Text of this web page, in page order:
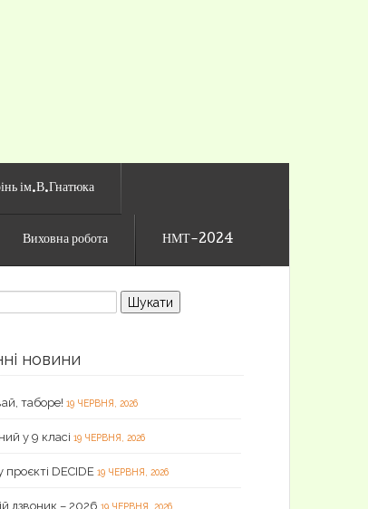
ім.В.Гнатюка
Виховна робота НМТ-2024
новини
таборе! 19 ЧЕРВНЯ, 2026
у 9 класі 19 ЧЕРВНЯ, 2026
проєкті DECIDE 19 ЧЕРВНЯ, 2026
дзвоник – 2026 19 ЧЕРВНЯ, 2026